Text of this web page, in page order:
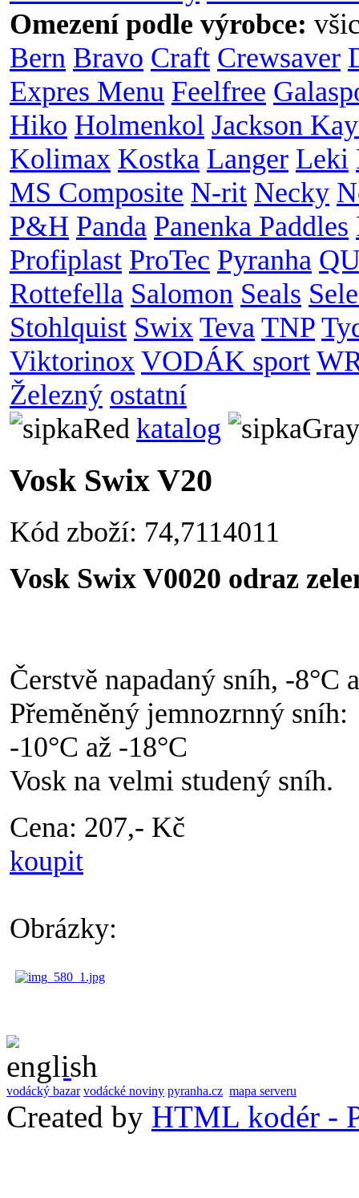
Omezení podle výrobce:
Bern Bravo Craft Crewsaver
Expres Menu Feelfree
Hiko Holmenkol Jackson
Kolimax Kostka Langer Leki
MS Composite N-rit Necky
P&H Panda Panenka Paddles
Profiplast ProTec Pyranha
Rottefella Salomon Seals
Stohlquist Swix Teva TNP
Viktorinox VODÁK sport
Železný ostatní
katalog
Vosk Swix V20
Kód zboží: 74,7114011
Vosk Swix V0020 odraz
Čerstvě napadaný sníh, -8°C
Přeměněný jemnozrnný sníh:
-10°C až -18°C
Vosk na velmi studený sníh.
Cena: 207,- Kč
koupit
Obrázky:
vodácký bazar vodácké noviny pyranha.cz mapa serveru
Created by HTML kodér -